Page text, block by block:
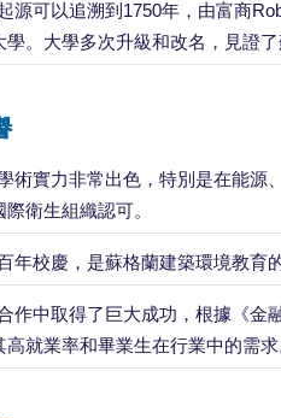
源可以追溯到1750年，由富商
。大學多次升級和改名，見證
術實力非常出色，特別是在能源
衛生組織認可。
年校慶，是蘇格蘭建築環境教育
作中取得了巨大成功，根據《金
就業率和畢業生在行業中的需求